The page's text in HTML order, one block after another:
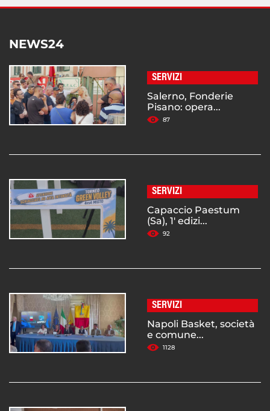
NEWS24
SERVIZI
Salerno, Fonderie
Pisano: opera...
87
SERVIZI
Capaccio Paestum
(Sa), 1' edizi...
92
SERVIZI
Napoli Basket, società
e comune...
1128